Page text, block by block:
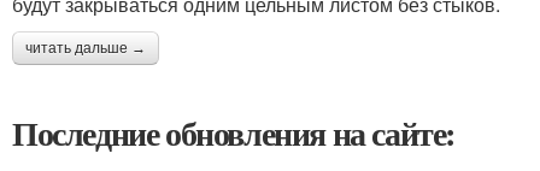
читать дальше →
Последние обновления на сайте: